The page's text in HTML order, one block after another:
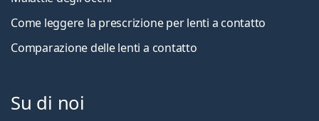
Come leggere la prescrizione per lenti a contatto
Comparazione delle lenti a contatto
Su di noi